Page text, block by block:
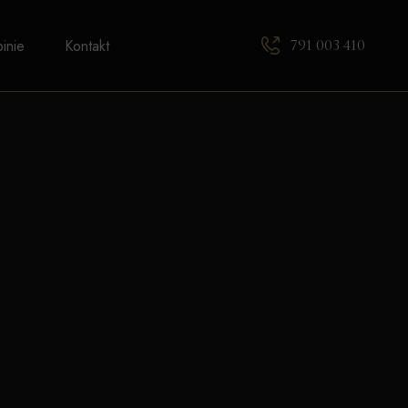
Kontakt 791 003 410